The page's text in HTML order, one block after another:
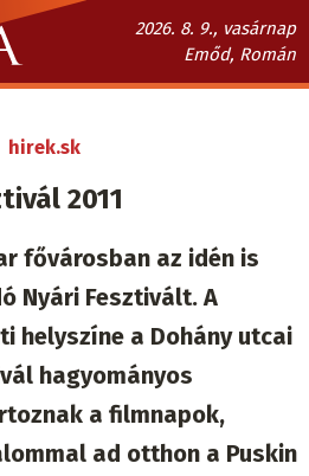
2026. 8. 9., vasárnap
Emőd, Román
hirek.sk
2011
fővárosban az idén is
Nyári Fesztivált. A
helyszíne a Dohány utcai
hagyományos
a filmnapok,
ad otthon a Puskin